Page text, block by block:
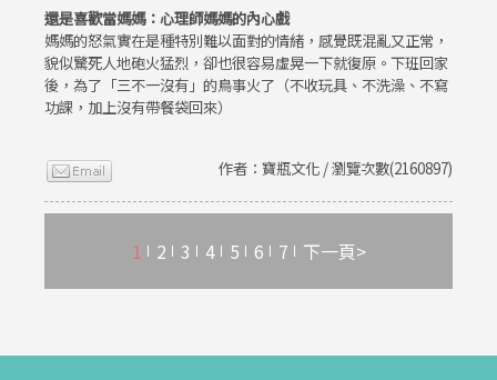
還是喜歡當媽媽：心理師媽媽的內心戲
媽媽的怒氣實在是種特別難以面對的情緒，感覺既混亂又正常，
貌似驚死人地砲火猛烈，卻也很容易虛晃一下就復原。下班回家
後，為了「三不一沒有」的鳥事火了（不收玩具、不洗澡、不寫
功課，加上沒有帶餐袋回來）
作者：寶瓶文化 / 瀏覽次數(2160897)
1 2 3 4 5 6 7 下一頁>